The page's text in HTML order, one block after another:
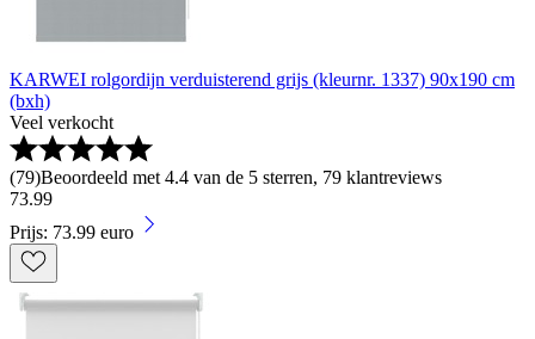
KARWEI rolgordijn verduisterend grijs (kleurnr. 1337) 90x190 cm
(bxh)
Veel verkocht
(79)Beoordeeld met 4.4 van de 5 sterren, 79 klantreviews
73.99
Prijs: 73.99 euro